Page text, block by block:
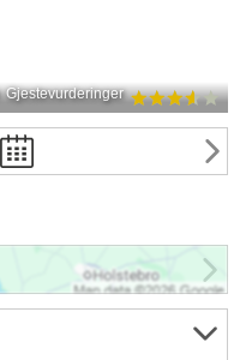
Gjestevurderinger